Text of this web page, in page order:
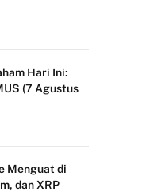
Hari Ini:
(7 Agustus
Menguat di
dan XRP